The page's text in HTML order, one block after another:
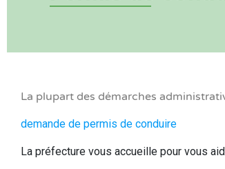
La plupart des démarches
demande de permis de conduire
La préfecture vous accueille pour vous